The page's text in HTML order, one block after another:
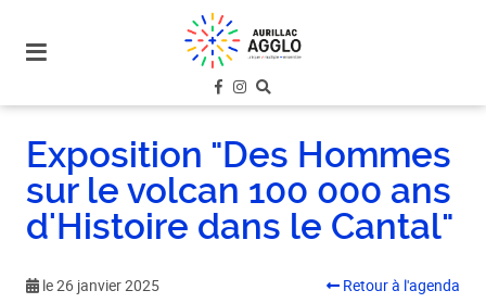
site
menu
aller au
contenu
Exposition "Des Hommes
sur le volcan 100 000 ans
d'Histoire dans le Cantal"
le 26 janvier 2025 Retour à l'agenda